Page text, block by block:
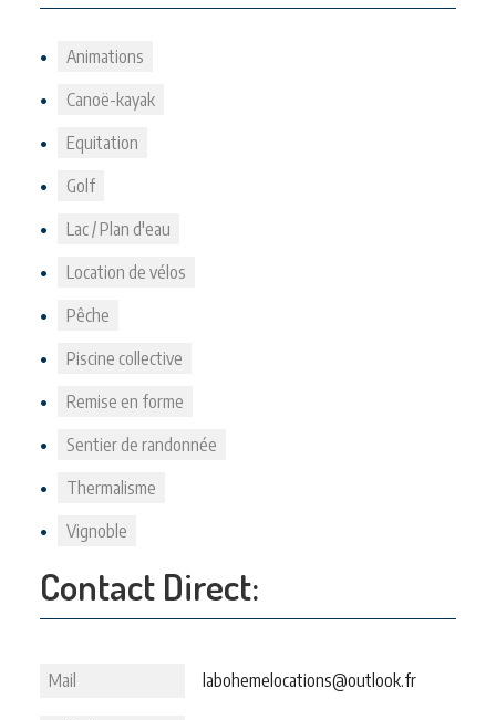
Animations
Canoë-kayak
Equitation
Golf
Lac / Plan d'eau
Location de vélos
Pêche
Piscine collective
Remise en forme
Sentier de randonnée
Thermalisme
Vignoble
Contact Direct:
Mail labohemelocations@outlook.fr